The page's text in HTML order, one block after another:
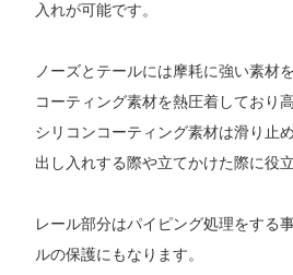
入れが可能です。
ノーズとテールには摩耗に強い素材
コーティング素材を熱圧着しており
シリコンコーティング素材は滑り止
出し入れする際や立てかけた際に役立
レール部分はパイピング処理をする
ルの保護にもなります。